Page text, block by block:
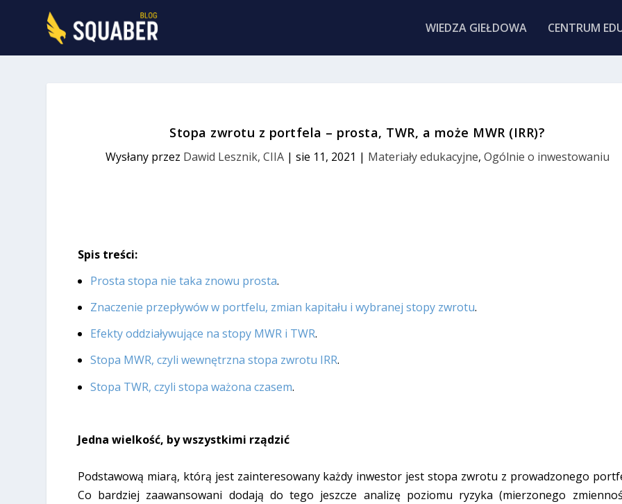
WIEDZA GIEŁDOWA CENTRUM
Stopa zwrotu z portfela – prosta, TWR, a może MWR (IRR)?
Wysłany przez Dawid Lesznik, CIIA| sie 11, 2021 | Materiały edukacyjne, Ogólnie o inwestowaniu
Spis treści:
Prosta stopa nie taka znowu prosta.
Znaczenie przepływów w portfelu, zmian kapitału i wybranej stopy zwrotu.
Efekty oddziaływujące na stopy MWR i TWR.
Stopa MWR, czyli wewnętrzna stopa zwrotu IRR.
Stopa TWR, czyli stopa ważona czasem.
Jedna wielkość, by wszystkimi rządzić
Podstawową miarą, którą jest zainteresowany każdy inwestor jest stopa zwrotu z prowadzonego
Co bardziej zaawansowani dodają do tego jeszcze analizę poziomu ryzyka (mierzonego